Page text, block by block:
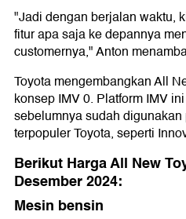
"Jadi dengan berjalan waktu,
fitur apa saja ke depannya
customernya," Anton
Toyota mengembangkan All
konsep IMV 0. Platform IMV
sebelumnya sudah
terpopuler Toyota, seperti
Berikut Harga All New
Desember 2024:
Mesin bensin